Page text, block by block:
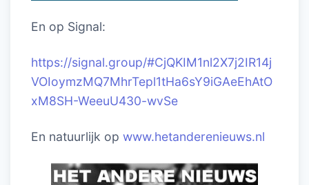
En op Signal:
https://signal.group/#CjQKIM1nl2X7j2IR14j
VOIoymzMQ7MhrTepl1tHa6sY9iGAeEhAtO
xM8SH-WeeuU430-wvSe
En natuurlijk op www.hetanderenieuws.nl